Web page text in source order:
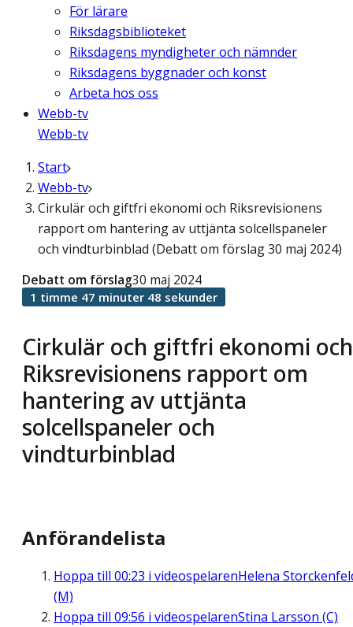
För lärare
Riksdagsbiblioteket
Riksdagens myndigheter och nämnder
Riksdagens byggnader och konst
Arbeta hos oss
Webb-tv
Webb-tv
Start
Webb-tv
Cirkulär och giftfri ekonomi och Riksrevisionens
rapport om hantering av uttjänta solcellspaneler
och vindturbinblad (Debatt om förslag 30 maj 2024)
Cirkulär och giftfri ekonomi och
Riksrevisionens rapport om
hantering av uttjänta
solcellspaneler och
vindturbinblad
Debatt om förslag30 maj 2024
1 timme 47 minuter 48 sekunder
Anförandelista
Hoppa till 00:23 i videospelarenHelena
(M)
Hoppa till 09:56 i videospelarenStina Larsson (C)